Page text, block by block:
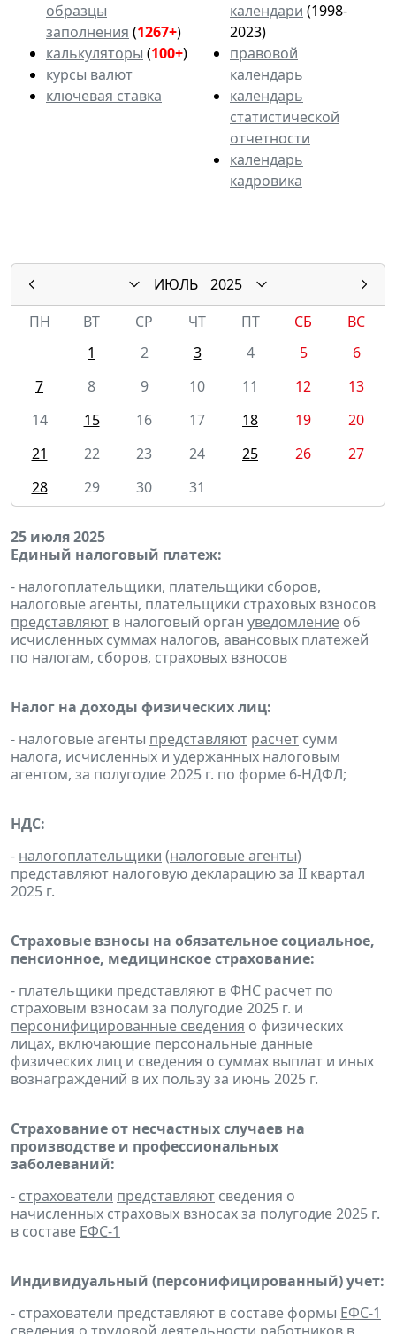
образцы
заполнения (1267+)
калькуляторы (100+)
курсы валют
ключевая ставка
календари (1998-
2023)
правовой
календарь
календарь
статистической
отчетности
календарь
кадровика
ИЮЛЬ
2025
ПН
ВТ СР ЧТ ПТ СБ
ВС
1
2 3 4 5
6
7
8 9 10 11 12
13
14
15 16 17 18 19
20
21
22 23 24 25 26
27
28
29 30 31
25 июля 2025
Единый налоговый платеж:
- налогоплательщики, плательщики сборов,
налоговые агенты, плательщики страховых взносов
представляют в налоговый орган уведомление об
исчисленных суммах налогов, авансовых платежей
по налогам, сборов, страховых взносов
Налог на доходы физических лиц:
- налоговые агенты представляют расчет сумм
налога, исчисленных и удержанных налоговым
агентом, за полугодие 2025 г. по форме 6-НДФЛ;
НДС:
- налогоплательщики (налоговые агенты)
представляют налоговую декларациюза II квартал
2025 г.
Страховые взносы на обязательное социальное,
пенсионное, медицинское страхование:
- плательщики представляют в ФНС расчет по
страховым взносам за полугодие 2025 г. и
персонифицированные сведения о физических
лицах, включающие персональные данные
физических лиц и сведения о суммах выплат и иных
вознаграждений в их пользу за июнь 2025 г.
Страхование от несчастных случаев на
производстве и профессиональных
заболеваний:
- страхователи представляют сведения о
начисленных страховых взносах за полугодие 2025 г.
в составе ЕФС-1
Индивидуальный (персонифицированный) учет:
- страхователи представляют в составе формы ЕФС-1